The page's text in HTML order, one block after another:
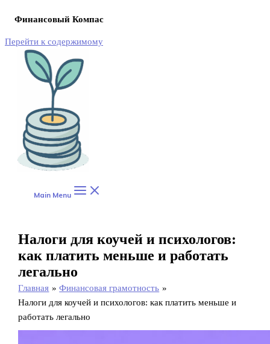
Финансовый Компас
Перейти к содержимому
Main Menu
Налоги для коучей и психологов:
как платить меньше и работать
легально
Главная
Финансовая грамотность
Налоги для коучей и психологов: как платить меньше и
работать легально